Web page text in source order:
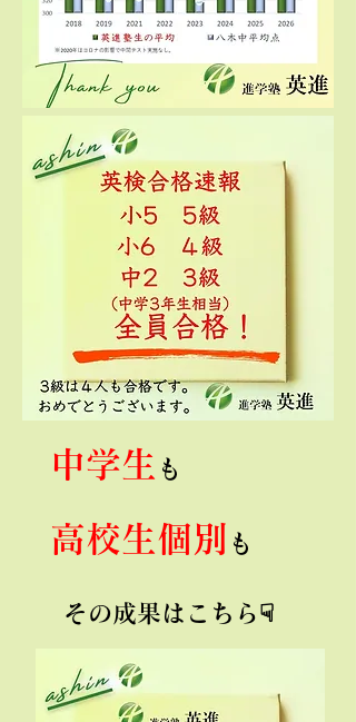
中学生 も
高校生個別 も
​その成果はこちら☟